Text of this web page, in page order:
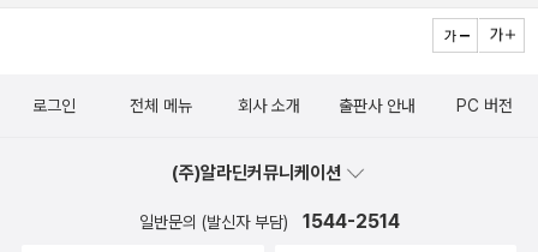
로그인 전체 메뉴 회사 소개 출판사 안내 PC 버전
(주)알라딘커뮤니케이션
일반문의 (발신자 부담) 1544-2514